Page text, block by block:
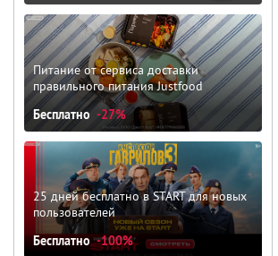
Питание от сервиса доставки
правильного питания Justfood
Бесплатно -27%
25 дней бесплатно в START для новых
пользователей
Бесплатно -100%